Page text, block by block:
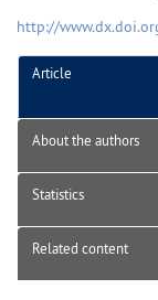
http://
Article
About the authors
Statistics
Related content